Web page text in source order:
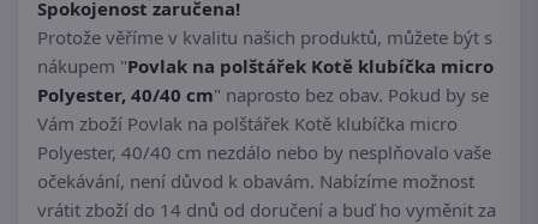
Spokojenost zaručena!
Protože věříme v kvalitu našich produktů, můžete být s
nákupem "Povlak na polštářek Kotě klubíčka micro
Polyester, 40/40 cm" naprosto bez obav. Pokud by se
Vám zboží Povlak na polštářek Kotě klubíčka micro
Polyester, 40/40 cm nezdálo nebo by nesplňovalo vaše
očekávání, není důvod k obavám. Nabízíme možnost
vrátit zboží do 14 dnů od doručení a buď ho vyměnit za